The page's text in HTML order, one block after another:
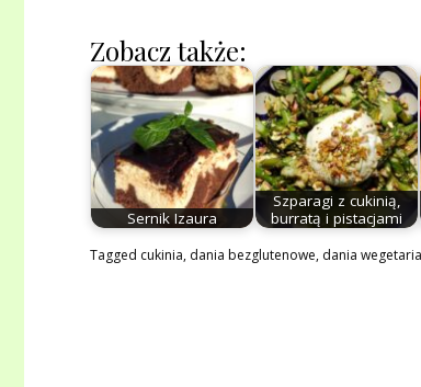
Zobacz także:
Sernik Izaura
Szparagi z cukinią,
burratą i pistacjami
Tagged cukinia, dania bezglutenowe, dania